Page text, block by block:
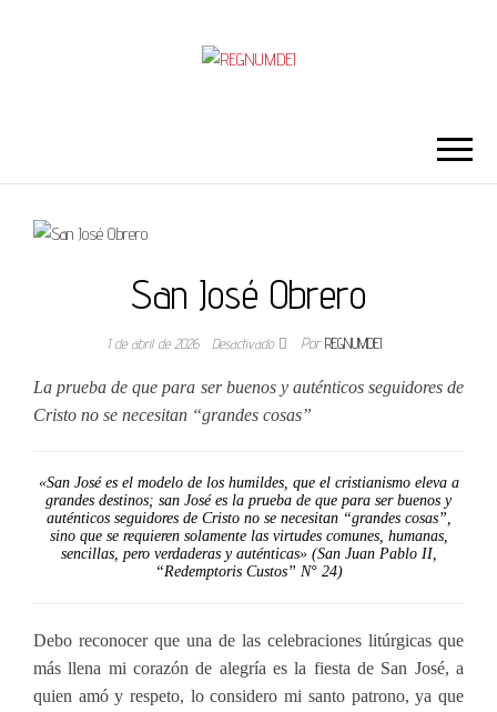
San José Obrero
1 de abril de 2026 Desactivado Por REGNUMDEI
La prueba de que para ser buenos y auténticos seguidores de
Cristo no se necesitan “grandes cosas”
«San José es el modelo de los humildes, que el cristianismo eleva a
grandes destinos; san José es la prueba de que para ser buenos y
auténticos seguidores de Cristo no se necesitan “grandes cosas”,
sino que se requieren solamente las virtudes comunes, humanas,
sencillas, pero verdaderas y auténticas» (San Juan Pablo II,
“Redemptoris Custos” N° 24)
Debo reconocer que una de las celebraciones litúrgicas que
más llena mi corazón de alegría es la fiesta de San José, a
quien amó y respeto, lo considero mi santo patrono, ya que